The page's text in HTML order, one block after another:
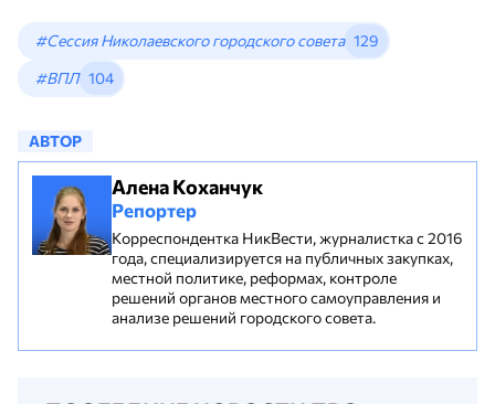
#Сессия Николаевского городского совета 129
#ВПЛ 104
АВТОР
Алена Коханчук
Репортер
Корреспондентка НикВести, журналистка с 2016
года, специализируется на публичных закупках,
местной политике, реформах, контроле
решений органов местного самоуправления и
анализе решений городского совета.